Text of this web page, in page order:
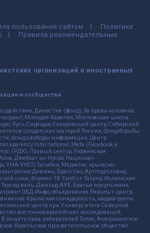
пользования сайтом
Политика
Правила рекомендательных
организаций и иностранных
и сообщества
Династия (фонд), За права человека,
Молодая Карелия, Московская школа
Русь Сидящая, Сахаровский центр, Сибирский
солдатских матерей России, Фонд борьбы
Фонд свободы информации, Центр
International, Meta (Facebook и
(РДК), Правый сектор, Украинская
Джебхат ан-Нусра, Национал-
УНА-УНСО, Талибан, Меджлис крымско-
Дивижн, Братство, Артподготовка,
союз, Формат-18, Хизб ут-Тахрир, Исламская
валь-Джихад, АУЕ, Братья мусульмане,
ОВД-Инфо, объединение Револьт-центр,
Крымская солидарность, медиагруппа
центр при Университете Северной
восточноевропейских исследований,
защиту прав избирателей Голос, Американское
Карельское просветительское общество.